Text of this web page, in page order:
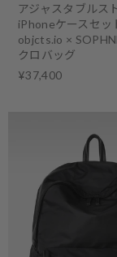
アジャスタブルス
iPhoneケースセッ
objcts.io ×
クロバッグ
¥37,400